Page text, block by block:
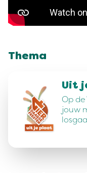
Thema
Uit
Op de
jouw